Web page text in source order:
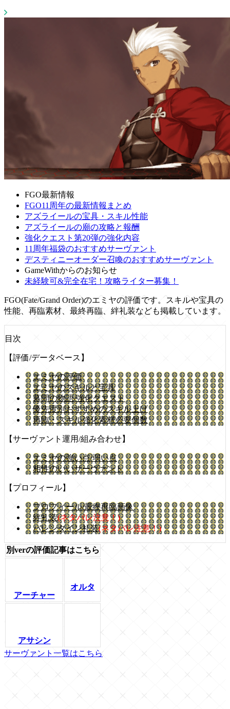
FGO最新情報
FGO11周年の最新情報まとめ
アズライールの宝具・スキル性能
アズライールの廟の攻略と報酬
強化クエスト第20弾の強化内容
11周年福袋のおすすめサーヴァント
デスティニーオーダー召喚のおすすめサーヴァント
GameWithからのお知らせ
未経験可&完全在宅！攻略ライター募集！
FGO(Fate/Grand Order)のエミヤの評価です。スキルや宝具の
性能、再臨素材、最終再臨、絆礼装なども掲載しています。
目次
【評価/データベース】
エミヤの評価
エミヤのスキルと宝具
幕間の物語/強化クエスト
優先度別おすすめのスキル上げ
再臨・スキル強化素材必要個数
【サーヴァント運用/組み合わせ】
エミヤの強い点/弱い点
相性のいいサーヴァント
【プロフィール】
プロフィール/最終再臨画像
絆礼装(ネタバレ注意！)
バレンタイン礼装(ネタバレ注意！)
別verの評価記事はこちら
アーチャー
オルタ
アサシン
サーヴァント一覧はこちら